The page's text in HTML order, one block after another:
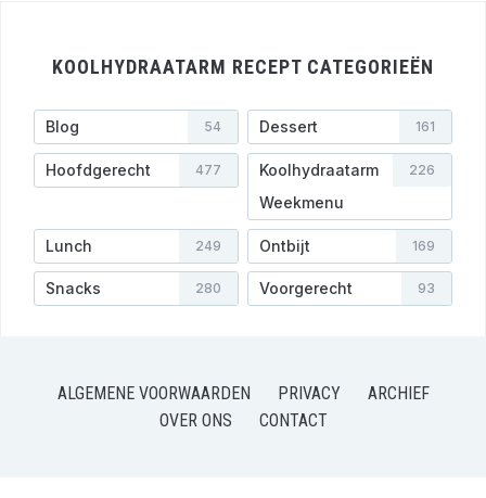
KOOLHYDRAATARM RECEPT CATEGORIEËN
Blog 54 Dessert 161
Hoofdgerecht 477
Koolhydraatarm
Weekmenu
226
Lunch 249 Ontbijt 169
Snacks 280 Voorgerecht 93
ALGEMENE VOORWAARDEN PRIVACY
ARCHIEF
OVER ONS
CONTACT